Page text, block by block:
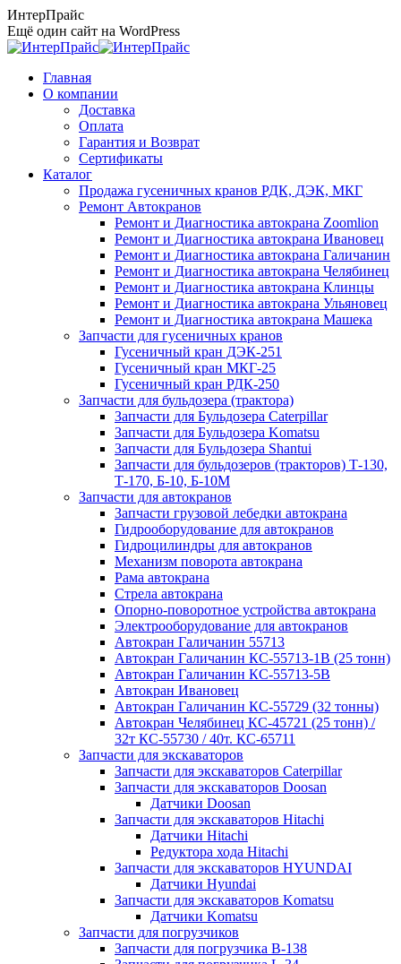
Перейти
к
содержанию
ИнтерПрайс
Ещё один сайт на WordPress
Главная
О компании
Доставка
Оплата
Гарантия и Возврат
Сертификаты
Каталог
Продажа гусеничных кранов РДК, ДЭК, МКГ
Ремонт Автокранов
Ремонт и Диагностика автокрана Zoomlion
Ремонт и Диагностика автокрана Ивановец
Ремонт и Диагностика автокрана Галичанин
Ремонт и Диагностика автокрана Челябинец
Ремонт и Диагностика автокрана Клинцы
Ремонт и Диагностика автокрана Ульяновец
Ремонт и Диагностика автокрана Машека
Запчасти для гусеничных кранов
Гусеничный кран ДЭК-251
Гусеничный кран МКГ-25
Гусеничный кран РДК-250
Запчасти для бульдозера (трактора)
Запчасти для Бульдозера Caterpillar
Запчасти для Бульдозера Komatsu
Запчасти для Бульдозера Shantui
Запчасти для бульдозеров (тракторов) Т-130,
Т-170, Б-10, Б-10М
Запчасти для автокранов
Запчасти грузовой лебедки автокрана
Гидрооборудование для автокранов
Гидроцилиндры для автокранов
Механизм поворота автокрана
Рама автокрана
Стрела автокрана
Опорно-поворотное устройства автокрана
Электрооборудование для автокранов
Автокран Галичанин 55713
Автокран Галичанин КС-55713-1В (25 тонн)
Автокран Галичанин КС-55713-5В
Автокран Ивановец
Автокран Галичанин КС-55729 (32 тонны)
Автокран Челябинец КС-45721 (25 тонн) /
32т КС-55730 / 40т. КС-65711
Запчасти для экскаваторов
Запчасти для экскаваторов Caterpillar
Запчасти для экскаваторов Doosan
Датчики Doosan
Запчасти для экскаваторов Hitachi
Датчики Hitachi
Редуктора хода Hitachi
Запчасти для экскаваторов HYUNDAI
Датчики Hyundai
Запчасти для экскаваторов Komatsu
Датчики Komatsu
Запчасти для погрузчиков
Запчасти для погрузчика B-138